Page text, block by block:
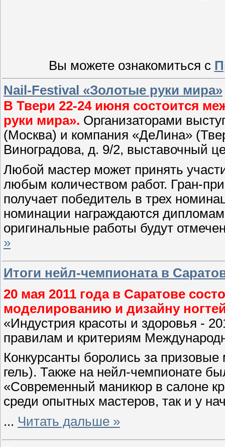
Вы можете ознакомиться с
Nail-Festival «Золотые руки мира»
В Твери 22-24 июня состоится
руки мира». Организаторами
(Москва) и компания «ДеЛина»
Виноградова, д. 9/2, выставочный
Любой мастер может принять
любым количеством работ. Гран-
получает победитель в трех
номинации награждаются
оригинальные работы будут
»
Итоги нейл-чемпионата в
20 мая 2011 года в Саратове
моделированию и дизайну
«Индустрия красоты и здоровья -
правилам и критериям
Конкурсанты боролись за
гель). Также на нейл-чемпионате
«Современный маникюр в салоне
среди опытных мастеров, так и у
... Читать дальше »